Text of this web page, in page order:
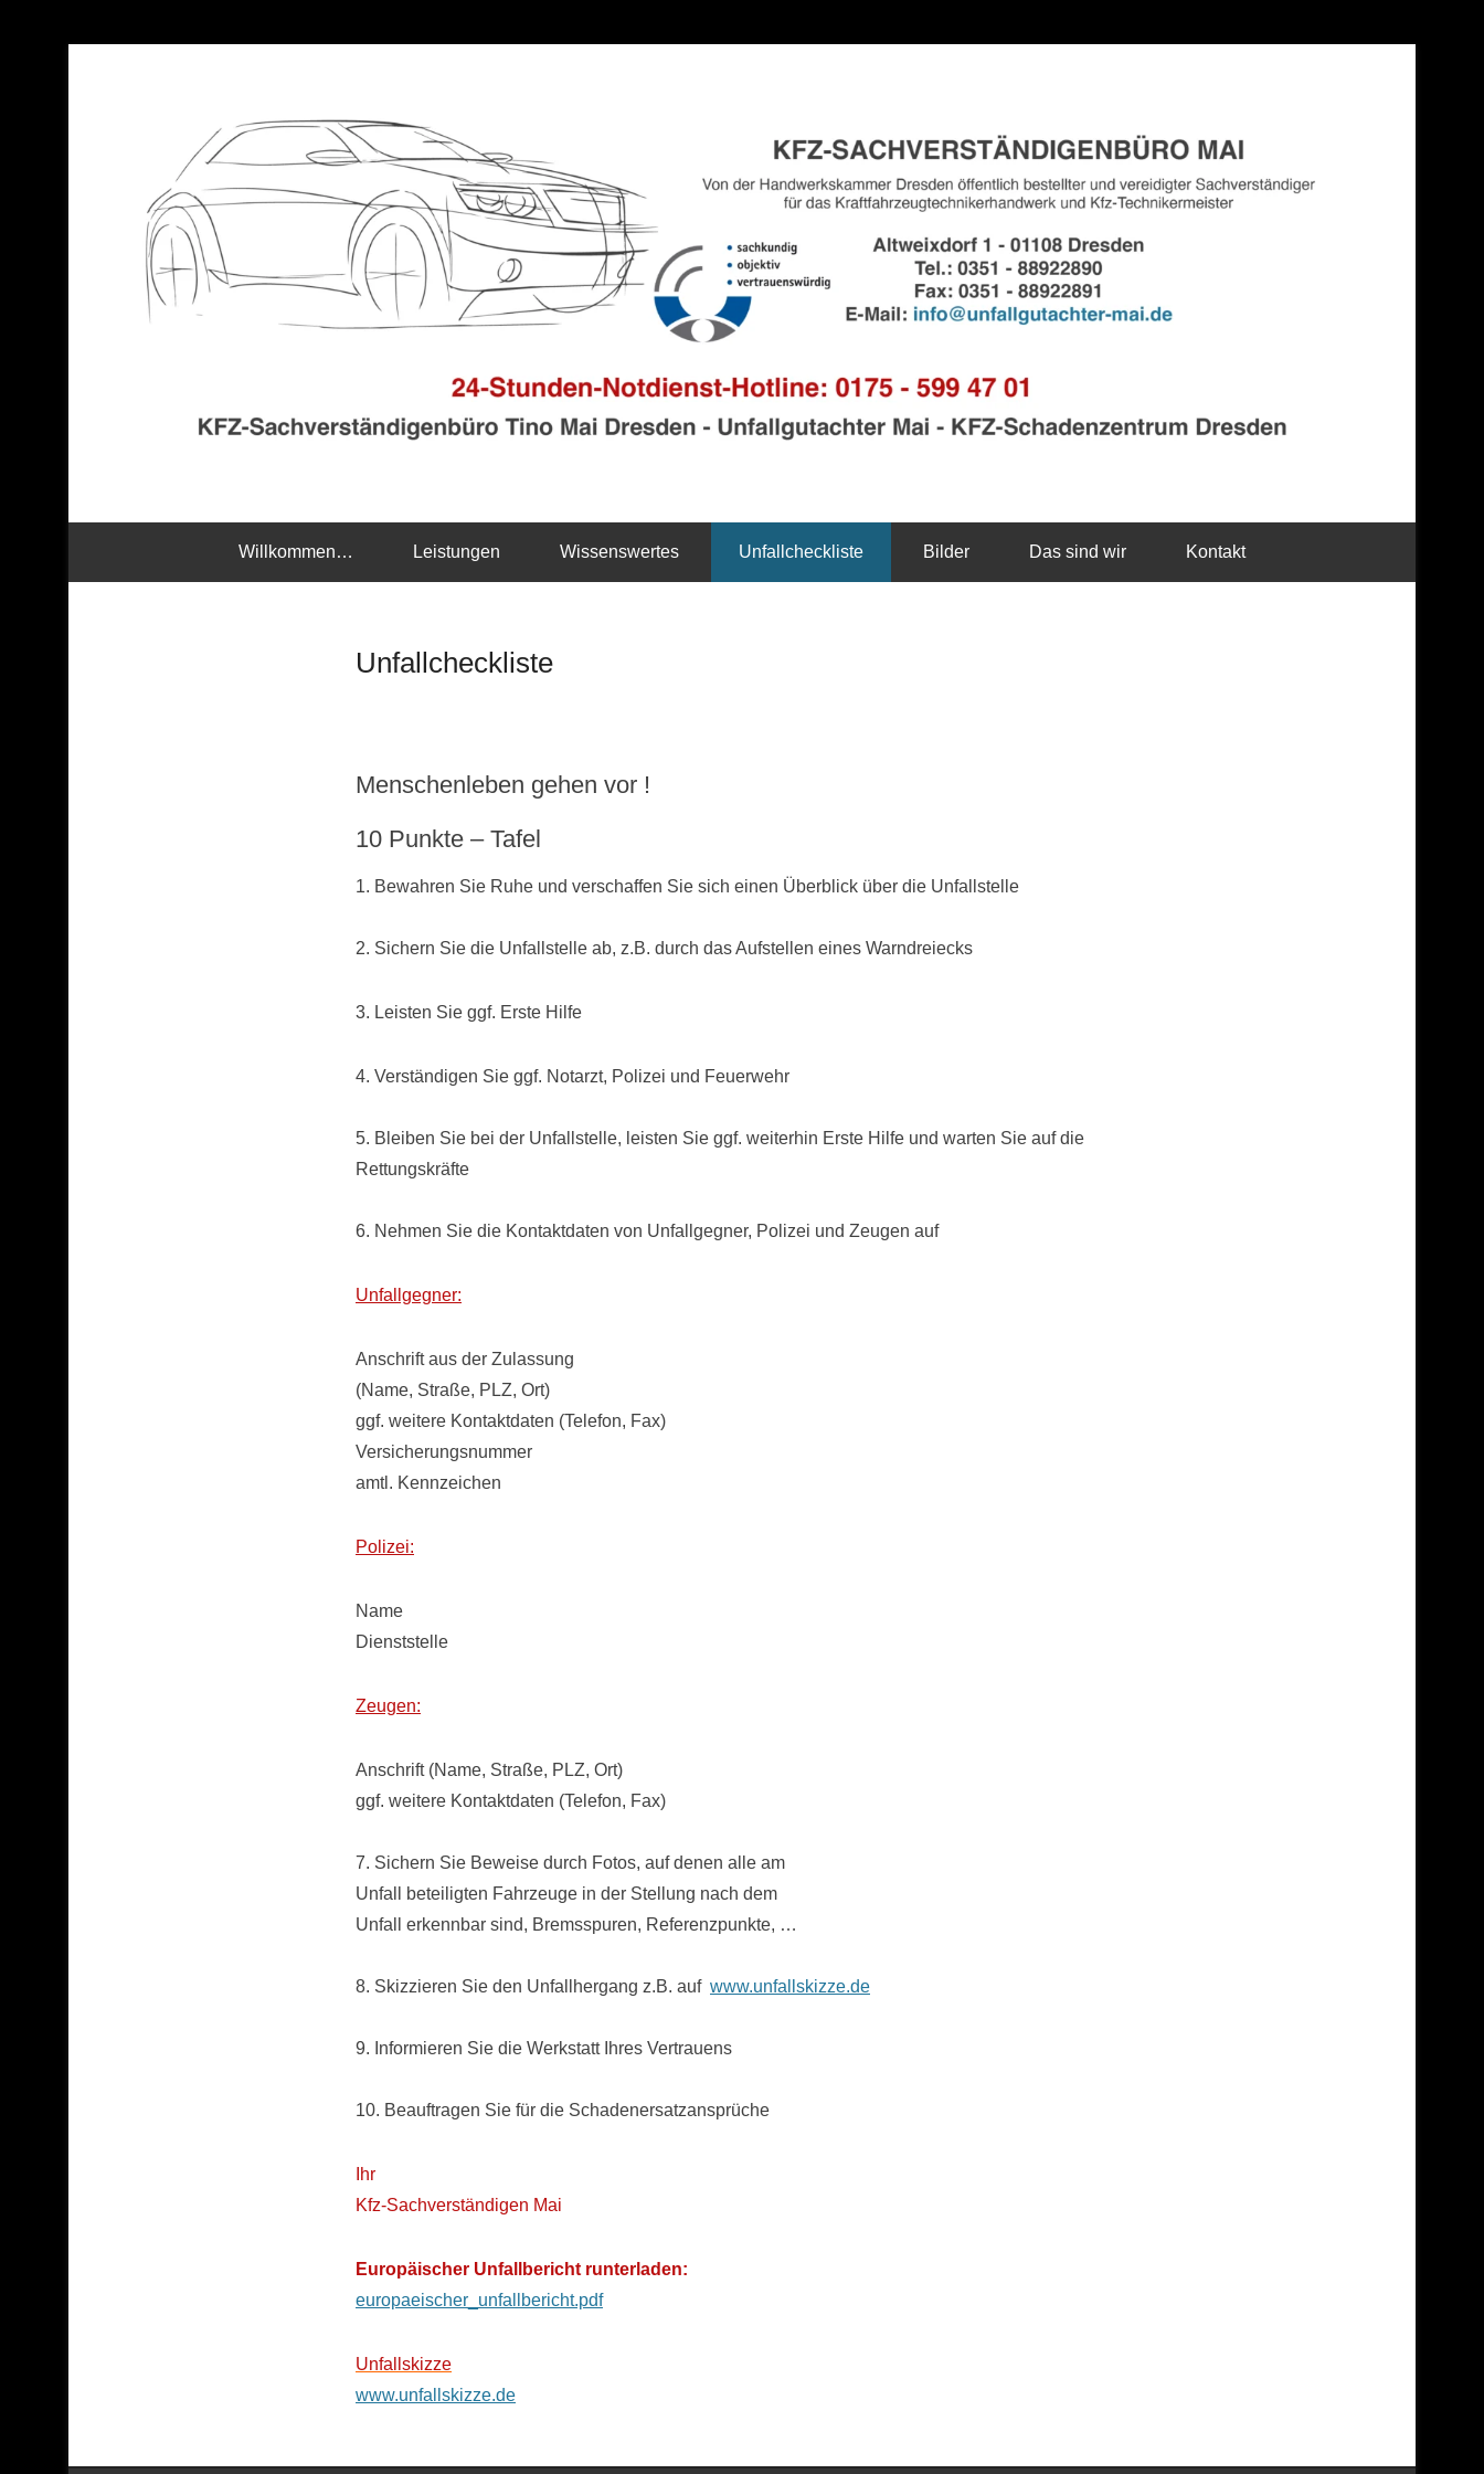
Willkommen… Leistungen Wissenswertes Unfallcheckliste Bilder Das sind wir Kontakt
Unfallcheckliste
Menschenleben gehen vor !
10 Punkte – Tafel
1. Bewahren Sie Ruhe und verschaffen Sie sich einen Überblick über die Unfallstelle
2. Sichern Sie die Unfallstelle ab, z.B. durch das Aufstellen eines Warndreiecks
3. Leisten Sie ggf. Erste Hilfe
4. Verständigen Sie ggf. Notarzt, Polizei und Feuerwehr
5. Bleiben Sie bei der Unfallstelle, leisten Sie ggf. weiterhin Erste Hilfe und warten Sie auf die
Rettungskräfte
6. Nehmen Sie die Kontaktdaten von Unfallgegner, Polizei und Zeugen auf
Unfallgegner:
Anschrift aus der Zulassung
(Name, Straße, PLZ, Ort)
ggf. weitere Kontaktdaten (Telefon, Fax)
Versicherungsnummer
amtl. Kennzeichen
Polizei:
Name
Dienststelle
Zeugen:
Anschrift (Name, Straße, PLZ, Ort)
ggf. weitere Kontaktdaten (Telefon, Fax)
7. Sichern Sie Beweise durch Fotos, auf denen alle am
Unfall beteiligten Fahrzeuge in der Stellung nach dem
Unfall erkennbar sind, Bremsspuren, Referenzpunkte, …
8. Skizzieren Sie den Unfallhergang z.B. auf www.unfallskizze.de
9. Informieren Sie die Werkstatt Ihres Vertrauens
10. Beauftragen Sie für die Schadenersatzansprüche
Ihr
Kfz-Sachverständigen Mai
Europäischer Unfallbericht runterladen:
europaeischer_unfallbericht.pdf
Unfallskizze
www.unfallskizze.de